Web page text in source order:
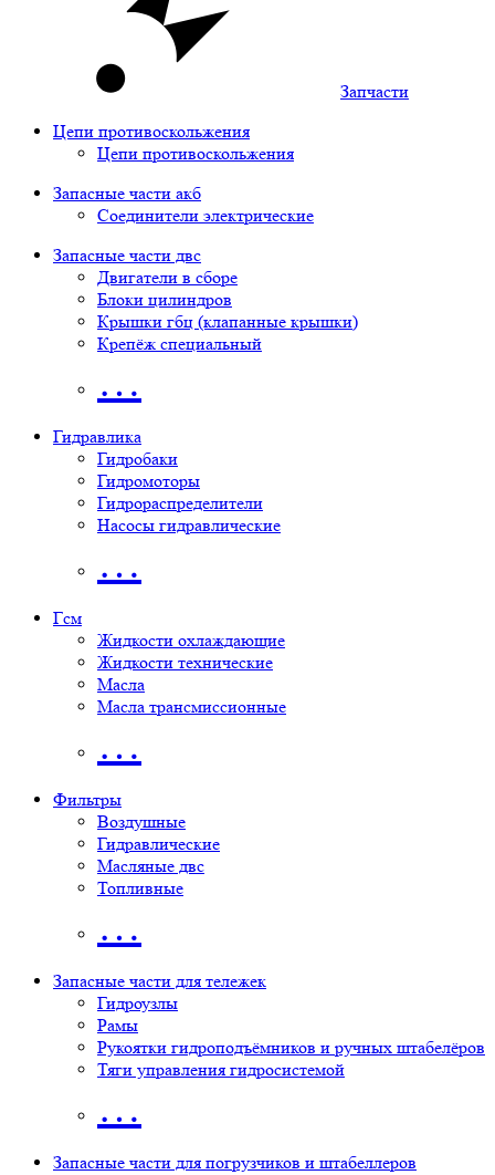
Запчасти
Цепи противоскольжения
Цепи противоскольжения
Запасные части акб
Соединители электрические
Запасные части двс
Двигатели в сборе
Блоки цилиндров
Крышки гбц (клапанные крышки)
Крепёж специальный
…
Гидравлика
Гидробаки
Гидромоторы
Гидрораспределители
Насосы гидравлические
…
Гсм
Жидкости охлаждающие
Жидкости технические
Масла
Масла трансмиссионные
…
Фильтры
Воздушные
Гидравлические
Масляные двс
Топливные
…
Запасные части для тележек
Гидроузлы
Рамы
Рукоятки гидроподъёмников и ручных штабелёров
Тяги управления гидросистемой
…
Запасные части для погрузчиков и штабеллеров